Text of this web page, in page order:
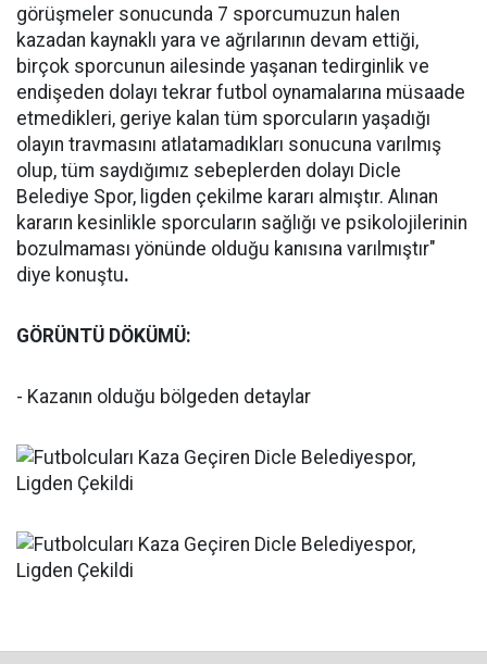
görüşmeler sonucunda 7 sporcumuzun halen
kazadan kaynaklı yara ve ağrılarının devam ettiği,
birçok sporcunun ailesinde yaşanan tedirginlik ve
endişeden dolayı tekrar futbol oynamalarına müsaade
etmedikleri, geriye kalan tüm sporcuların yaşadığı
olayın travmasını atlatamadıkları sonucuna varılmış
olup, tüm saydığımız sebeplerden dolayı Dicle
Belediye Spor, ligden çekilme kararı almıştır. Alınan
kararın kesinlikle sporcuların sağlığı ve psikolojilerinin
bozulmaması yönünde olduğu kanısına varılmıştır"
diye konuştu.
GÖRÜNTÜ DÖKÜMÜ:
- Kazanın olduğu bölgeden detaylar